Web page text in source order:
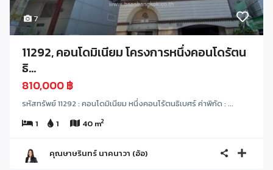
7
11292, คอนโดมิเนียม โครงการหนึ่งคอนโดรัตน
ธิ...
810,000 ฿
รหัสทรัพย์ 11292 : คอนโดมิเนียม หนึ่งคอนโรัตนธิเบศร์ ค่าพิกัด : ...
1
1 40 m2
คุณษาษรินทร์ นาคนาวา (อ้อ)